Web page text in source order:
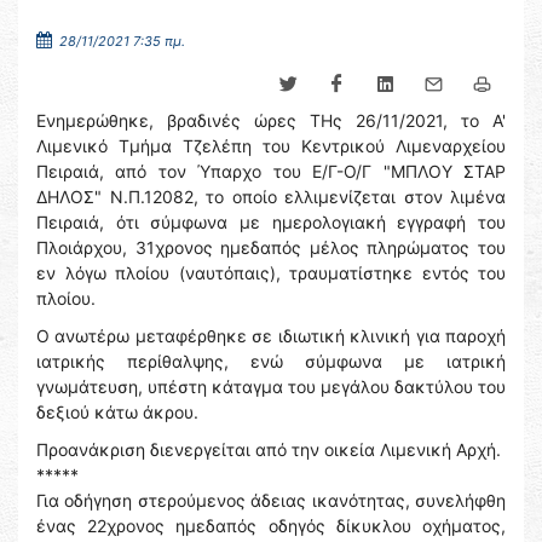
28/11/2021 7:35 πμ.
Ενημερώθηκε, βραδινές ώρες ΤΗς 26/11/2021, το Α'
Λιμενικό Τμήμα Τζελέπη του Κεντρικού Λιμεναρχείου
Πειραιά, από τον Ύπαρχο του Ε/Γ-Ο/Γ "ΜΠΛΟΥ ΣΤΑΡ
ΔΗΛΟΣ" Ν.Π.12082, το οποίο ελλιμενίζεται στον λιμένα
Πειραιά, ότι σύμφωνα με ημερολογιακή εγγραφή του
Πλοιάρχου, 31χρονος ημεδαπός μέλος πληρώματος του
εν λόγω πλοίου (ναυτόπαις), τραυματίστηκε εντός του
πλοίου.
Ο ανωτέρω μεταφέρθηκε σε ιδιωτική κλινική για παροχή
ιατρικής περίθαλψης, ενώ σύμφωνα με ιατρική
γνωμάτευση, υπέστη κάταγμα του μεγάλου δακτύλου του
δεξιού κάτω άκρου.
Προανάκριση διενεργείται από την οικεία Λιμενική Αρχή.
*****
Για οδήγηση στερούμενος άδειας ικανότητας, συνελήφθη
ένας 22χρονος ημεδαπός οδηγός δίκυκλου οχήματος,